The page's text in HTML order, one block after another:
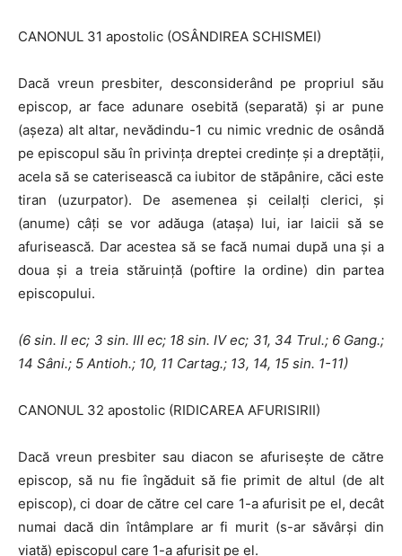
CANONUL 31 apostolic (OSÂNDIREA SCHISMEI)
Dacă vreun presbiter, desconsiderând pe propriul său
episcop, ar face adunare osebită (separată) şi ar pune
(aşeza) alt altar, nevădindu-1 cu nimic vrednic de osândă
pe episcopul său în privinţa dreptei credinţe şi a dreptăţii,
acela să se caterisească ca iubitor de stăpânire, căci este
tiran (uzurpator). De asemenea şi ceilalţi clerici, şi
(anume) câţi se vor adăuga (ataşa) lui, iar laicii să se
afurisească. Dar acestea să se facă numai după una şi a
doua şi a treia stăruinţă (poftire la ordine) din partea
episcopului.
(6 sin.IIec; 3 sin. III ec; 18 sin. IV ec; 31, 34 Trul.; 6 Gang.;
14 Sâni.; 5 Antioh.; 10, 11 Cartag.; 13, 14, 15 sin. 1-11)
CANONUL 32 apostolic (RIDICAREA AFURISIRII)
Dacă vreun presbiter sau diacon se afuriseşte de către
episcop, să nu fie îngăduit să fie primit de altul (de alt
episcop), ci doar de către cel care 1-a afurisit pe el, decât
numai dacă din întâmplare ar fi murit (s-ar săvârşi din
viaţă) episcopul care 1-a afurisit pe el.